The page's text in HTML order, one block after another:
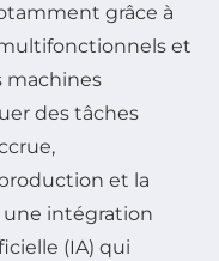
grâce à
et
machines
des tâches
et la
une intégration
(IA) qui